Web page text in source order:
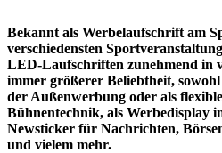
Bekannt als Werbelaufschrift am
verschiedensten
LED-Laufschriften zunehmend in
immer größerer Beliebtheit,
der Außenwerbung oder als
Bühnentechnik, als Werbedisplay
Newsticker für Nachrichten,
und vielem mehr.